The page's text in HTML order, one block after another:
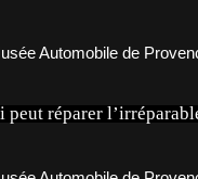
peut réparer